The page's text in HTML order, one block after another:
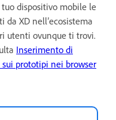
dispositivo mobile le
XD nell’ecosistema
utenti ovunque ti trovi.
Inserimento di
prototipi nei browser